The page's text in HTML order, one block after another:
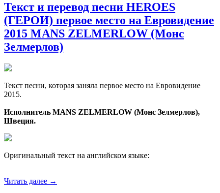
Текст и перевод песни HEROES
(ГЕРОИ) первое место на Евровидение
2015 MANS ZELMERLOW (Монс
Зелмерлов)
Текст песни, которая заняла первое место на Евровидение
2015.
Исполнитель MANS ZELMERLOW (Монс Зелмерлов),
Швеция.
Оригинальный текст на английском языке:
Читать далее →